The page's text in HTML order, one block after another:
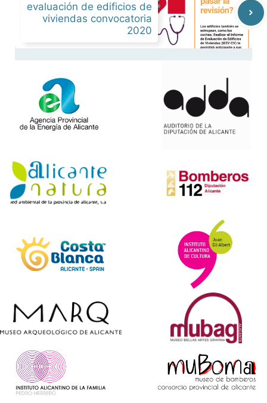
evaluación de edificios de
viviendas convocatoria
2020